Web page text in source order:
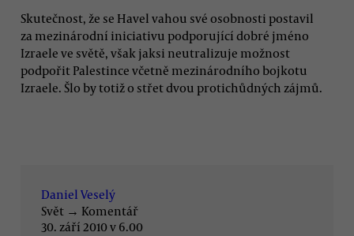
Skutečnost, že se Havel vahou své osobnosti postavil
za mezinárodní iniciativu podporující dobré jméno
Izraele ve světě, však jaksi neutralizuje možnost
podpořit Palestince včetně mezinárodního bojkotu
Izraele. Šlo by totiž o střet dvou protichůdných zájmů.
Daniel Veselý
Svět → Komentář
30. září 2010 v 6.00